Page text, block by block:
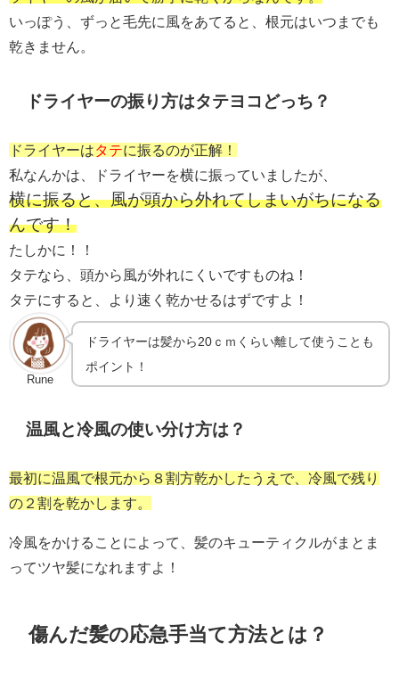
いっぽう、ずっと毛先に風をあてると、根元はいつまでも
乾きません。
ドライヤーの振り方はタテヨコどっち？
ドライヤーはタテに振るのが正解！
私なんかは、ドライヤーを横に振っていましたが、
横に振ると、風が頭から外れてしまいがちになる
んです！
たしかに！！
タテなら、頭から風が外れにくいですものね！
タテにすると、より速く乾かせるはずですよ！
Rune
ドライヤーは髪から20ｃｍくらい離して使うことも
ポイント！
温風と冷風の使い分け方は？
最初に温風で根元から８割方乾かしたうえで、冷風で残り
の２割を乾かします。
冷風をかけることによって、髪のキューティクルがまとま
ってツヤ髪になれますよ！
傷んだ髪の応急手当て方法とは？